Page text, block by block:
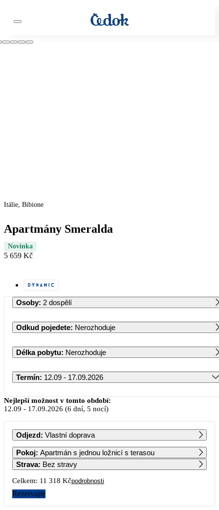
Itálie, Bibione
Apartmány Smeralda
Novinka
5 659 Kč
Osoby: 2 dospělí
Odkud pojedete: Nerozhoduje
Délka pobytu: Nerozhoduje
Termín: 12.09 - 17.09.2026
Září 2026
PO ÚT ST ČT PÁ SO NE
1 2 3 4 5 6
7
7 319
8 9 10 11 12 13
14
5 659 5 659 5 659 5 659 5 659 5 659 5 659
Nejlepší možnost v tomto období:
12.09 - 17.09.2026 (6 dní, 5 nocí)
Odjezd: Vlastní doprava
Pokoj:
Apartmán s jednou ložnicí s terasou
Strava: Bez stravy
Celkem: 11 318 Kčpodrobnosti
Rezervujte